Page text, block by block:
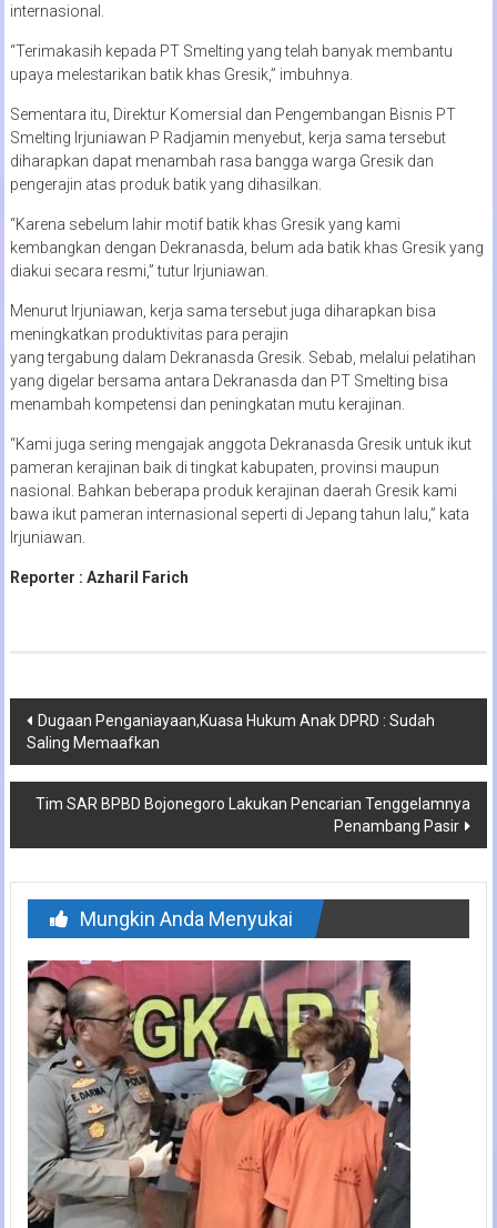
internasional.
“Terimakasih kepada PT Smelting yang telah banyak membantu
upaya melestarikan batik khas Gresik,” imbuhnya.
Sementara itu, Direktur Komersial dan Pengembangan Bisnis PT
Smelting Irjuniawan P Radjamin menyebut, kerja sama tersebut
diharapkan dapat menambah rasa bangga warga Gresik dan
pengerajin atas produk batik yang dihasilkan.
“Karena sebelum lahir motif batik khas Gresik yang kami
kembangkan dengan Dekranasda, belum ada batik khas Gresik yang
diakui secara resmi,” tutur Irjuniawan.
Menurut Irjuniawan, kerja sama tersebut juga diharapkan bisa
meningkatkan produktivitas para perajin
yang tergabung dalam Dekranasda Gresik. Sebab, melalui pelatihan
yang digelar bersama antara Dekranasda dan PT Smelting bisa
menambah kompetensi dan peningkatan mutu kerajinan.
“Kami juga sering mengajak anggota Dekranasda Gresik untuk ikut
pameran kerajinan baik di tingkat kabupaten, provinsi maupun
nasional. Bahkan beberapa produk kerajinan daerah Gresik kami
bawa ikut pameran internasional seperti di Jepang tahun lalu,” kata
Irjuniawan.
Reporter : Azharil Farich
Navigasi
pos
Dugaan Penganiayaan,Kuasa Hukum Anak DPRD : Sudah
Saling Memaafkan
Tim SAR BPBD Bojonegoro Lakukan Pencarian Tenggelamnya
Penambang Pasir
Mungkin Anda Menyukai